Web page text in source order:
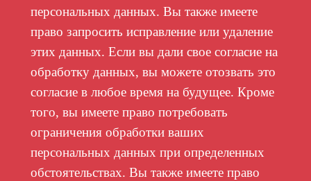
персональных данных. Вы также имеете
право запросить исправление или удаление
этих данных. Если вы дали свое согласие на
обработку данных, вы можете отозвать это
согласие в любое время на будущее. Кроме
того, вы имеете право потребовать
ограничения обработки ваших
персональных данных при определенных
обстоятельствах. Вы также имеете право